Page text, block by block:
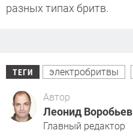
разных типах бритв.
ТЕГИ электробритвы
Автор
Леонид Воробьев
Главный редактор